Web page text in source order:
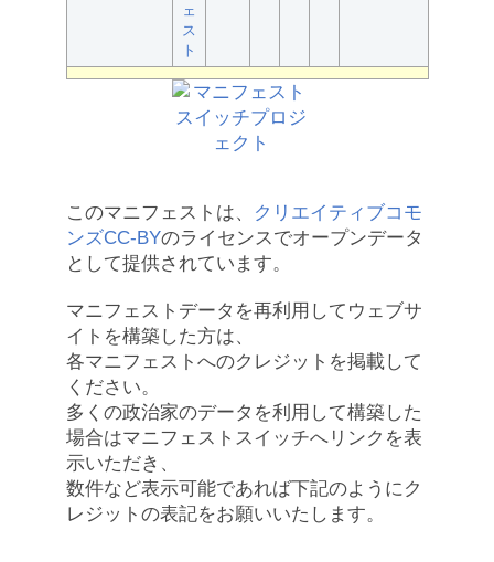
ェ
ス
ト
このマニフェストは、
クリエイティブコモ
ンズCC-BYのライセンスでオープンデータ
として提供されています。
マニフェストデータを再利用してウェブサ
イトを構築した方は、
各マニフェストへのクレジットを掲載して
ください。
多くの政治家のデータを利用して構築した
場合はマニフェストスイッチへリンクを表
示いただき、
数件など表示可能であれば下記のようにク
レジットの表記をお願いいたします。